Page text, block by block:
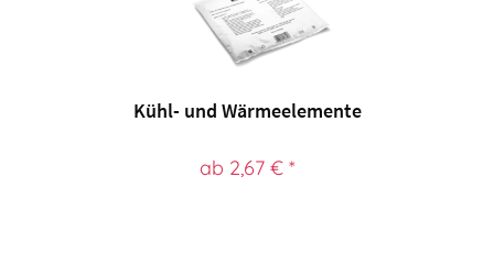
Kühl- und Wärmeelemente
ab 2,67 € *